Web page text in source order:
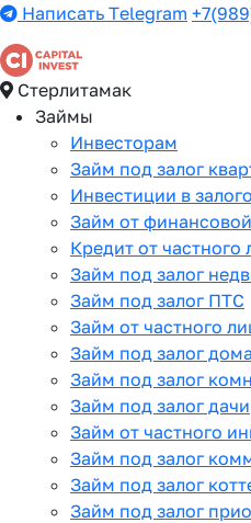
Написать Telegram
Стерлитамак
Займы
Инвесторам
Займ под залог
Инвестиции в
Займ от
Кредит от частного
Займ под залог
Займ под залог ПТС
Займ от частного
Займ под залог
Займ под залог
Займ под залог дачи
Займ от частного
Займ под залог
Займ под залог
Займ под залог